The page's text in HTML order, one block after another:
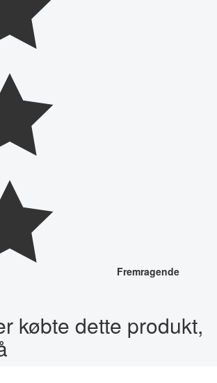
Fremragende
købte dette produkt,